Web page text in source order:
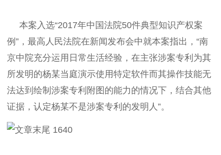
本案入选“2017年中国法院50件典型知识产权案
例”，最高人民法院在新闻发布会中就本案指出，“南
京中院充分运用日常生活经验，在主张涉案专利为其
所发明的杨某当庭演示使用特定软件而其操作技能无
法达到绘制涉案专利附图的能力的情况下，结合其他
证据，认定杨某不是涉案专利的发明人”。